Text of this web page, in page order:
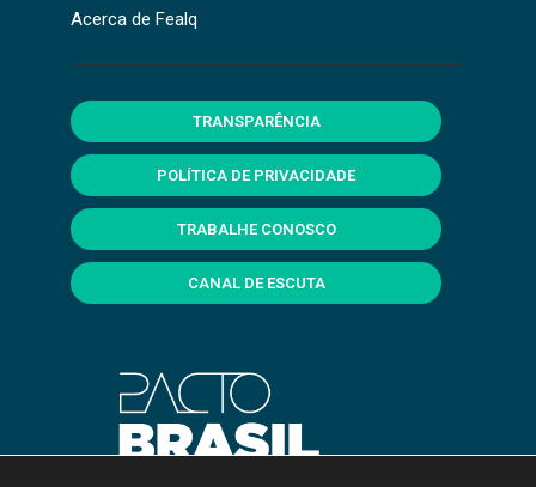
Acerca de Fealq
TRANSPARÊNCIA
POLÍTICA DE PRIVACIDADE
TRABALHE CONOSCO
CANAL DE ESCUTA